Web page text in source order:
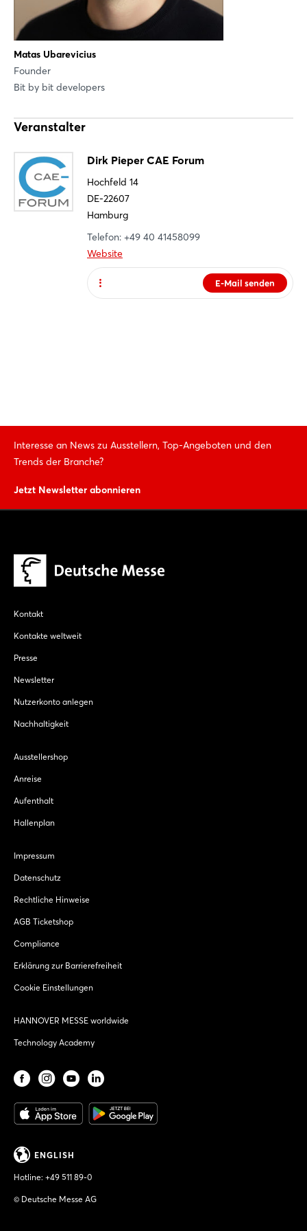
Matas Ubarevicius
Founder
Bit by bit developers
Veranstalter
Dirk Pieper CAE Forum
Hochfeld 14
DE-22607
Hamburg
Telefon: +49 40 41458099
Website
E-Mail senden
Interesse an News zu Ausstellern, Top-Angeboten und den
Trends der Branche?
Jetzt Newsletter abonnieren
Kontakt
Kontakte weltweit
Presse
Newsletter
Nutzerkonto anlegen
Nachhaltigkeit
Ausstellershop
Anreise
Aufenthalt
Hallenplan
Impressum
Datenschutz
Rechtliche Hinweise
AGB Ticketshop
Compliance
Erklärung zur Barrierefreiheit
Cookie Einstellungen
HANNOVER MESSE worldwide
Technology Academy
ENGLISH
Hotline: +49 511 89-0
© Deutsche Messe AG
Passwort vergessen?
Jetzt registrieren